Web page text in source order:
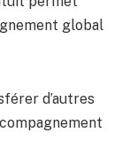
global
d’autres